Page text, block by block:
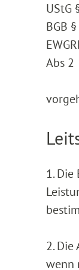
UStG
BGB
Abs 2
1.
2.
wenn